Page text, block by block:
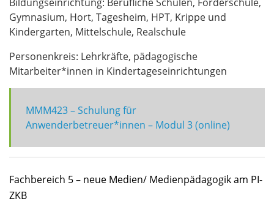
Gymnasium, Hort, Tagesheim, HPT, Krippe und
Kindergarten, Mittelschule, Realschule
Personenkreis: Lehrkräfte, pädagogische
Mitarbeiter*innen in Kindertageseinrichtungen
MMM423 – Schulung für
Anwenderbetreuer*innen – Modul 3 (online)
Fachbereich 5 – neue Medien/ Medienpädagogik am PI-
ZKB